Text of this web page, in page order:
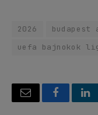
2026
uefa bajnokok
Email Facebook